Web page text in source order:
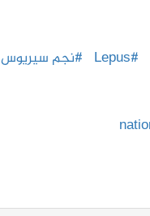
#Lepus #نجم سيريوس